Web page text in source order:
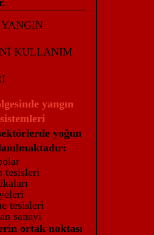
KULLANIM
yangın
yoğun
tesisleri
tesisleri
sanayi
ortak noktası